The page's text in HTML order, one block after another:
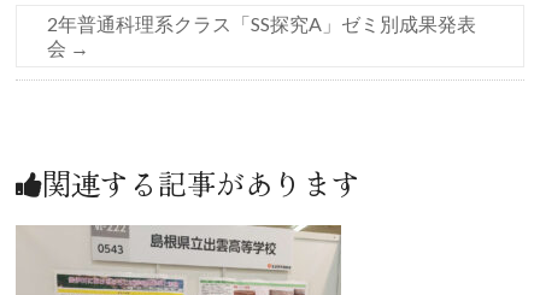
2年普通科理系クラス「SS探究A」ゼミ別成果発表
会 →
関連する記事があります